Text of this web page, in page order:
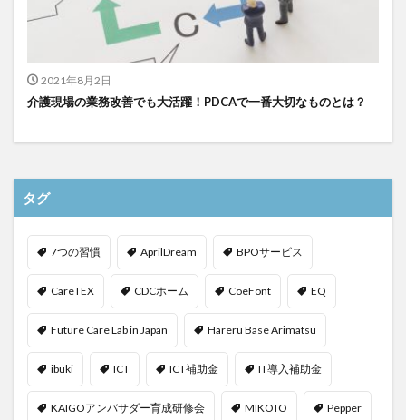
2021年8月2日
介護現場の業務改善でも大活躍！PDCAで一番大切なものとは？
タグ
7つの習慣 AprilDream BPOサービス
CareTEX CDCホーム CoeFont EQ
Future Care Lab in Japan Hareru Base Arimatsu
ibuki ICT ICT補助金 IT導入補助金
KAIGOアンバサダー育成研修会 MIKOTO Pepper